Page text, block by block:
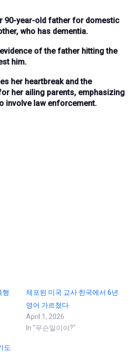
90-year-old father for domestic
who has dementia.
of the father hitting the
him.
her heartbreak and the
her ailing parents, emphasizing
involve law enforcement.
행
체포된 미국 교사 한국에서 6년
영어 가르쳤다
April 1, 2026
In "무슨일이야?"
도